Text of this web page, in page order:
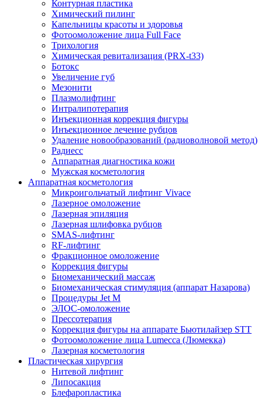
Контурная пластика
Химический пилинг
Капельницы красоты и здоровья
Фотоомоложение лица Full Face
Трихология
Химическая ревитализация (PRX-t33)
Ботокс
Увеличение губ
Мезонити
Плазмолифтинг
Интралипотерапия
Инъекционная коррекция фигуры
Инъекционное лечение рубцов
Удаление новообразований (радиоволновой метод)
Радиесс
Аппаратная диагностика кожи
Мужская косметология
Аппаратная косметология
Микроигольчатый лифтинг Vivace
Лазерное омоложение
Лазерная эпиляция
Лазерная шлифовка рубцов
SMAS-лифтинг
RF-лифтинг
Фракционное омоложение
Коррекция фигуры
Биомеханический массаж
Биомеханическая стимуляция (аппарат Назарова)
Процедуры Jet M
ЭЛОС-омоложение
Прессотерапия
Коррекция фигуры на аппарате Бьютилайзер STT
Фотоомоложение лица Lumecca (Люмекка)
Лазерная косметология
Пластическая хирургия
Нитевой лифтинг
Липосакция
Блефаропластика